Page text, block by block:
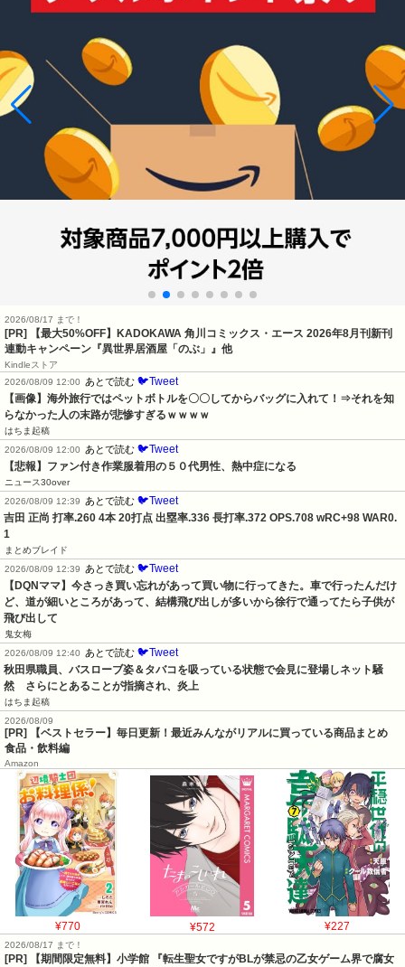
2026/08/17 まで！
[PR] 【最大50%OFF】KADOKAWA 角川コミックス・エース 2026年8月刊新刊
連動キャンペーン『異世界居酒屋「のぶ」』他
Kindleストア
2026/08/09 12:00
あとで読む 🐦Tweet
【画像】海外旅行ではペットボトルを〇〇してからバッグに入れて！⇒それを知
らなかった人の末路が悲惨すぎるｗｗｗｗ
はちま起稿
2026/08/09 12:00
あとで読む 🐦Tweet
【悲報】ファン付き作業服着用の５０代男性、熱中症になる
ニュース30over
2026/08/09 12:39
あとで読む 🐦Tweet
吉田 正尚 打率.260 4本 20打点 出塁率.336 長打率.372 OPS.708 wRC+98 WAR0.
1
まとめブレイド
2026/08/09 12:39
あとで読む 🐦Tweet
【DQNママ】今さっき買い忘れがあって買い物に行ってきた。車で行ったんだけ
ど、道が細いところがあって、結構飛び出しが多いから徐行で通ってたら子供が
飛び出して
鬼女梅
2026/08/09 12:40
あとで読む 🐦Tweet
秋田県職員、バスローブ姿＆タバコを吸っている状態で会見に登場しネット騒
然　さらにとあることが指摘され、炎上
はちま起稿
2026/08/09
[PR] 【ベストセラー】毎日更新！最近みんながリアルに買っている商品まとめ
食品・飲料編
Amazon
¥770 ¥572 ¥227
2026/08/17 まで！
[PR] 【期間限定無料】小学館 『転生聖女ですがBLが禁忌の乙女ゲーム界で腐女